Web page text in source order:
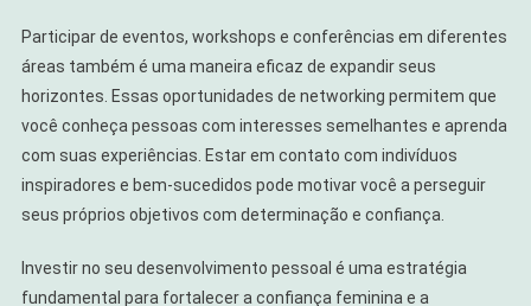
Participar de eventos, workshops e conferências em diferentes
áreas também é uma maneira eficaz de expandir seus
horizontes. Essas oportunidades de networking permitem que
você conheça pessoas com interesses semelhantes e aprenda
com suas experiências. Estar em contato com indivíduos
inspiradores e bem-sucedidos pode motivar você a perseguir
seus próprios objetivos com determinação e confiança.
Investir no seu desenvolvimento pessoal é uma estratégia
fundamental para fortalecer a confiança feminina e a